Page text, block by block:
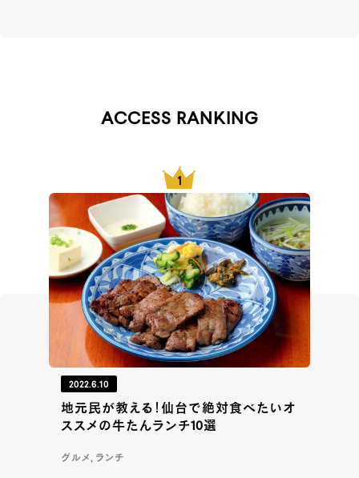
ACCESS RANKING
2022.6.10
地元民が教える！仙台で絶対食べたいオ
ススメの牛たんランチ10選
グルメ, ランチ